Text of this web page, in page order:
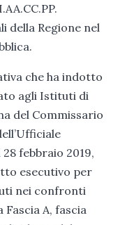
della Regione nel
che ha indotto
agli Istituti di
del Commissario
febbraio 2019,
esecutivo per
nei confronti
A, fascia